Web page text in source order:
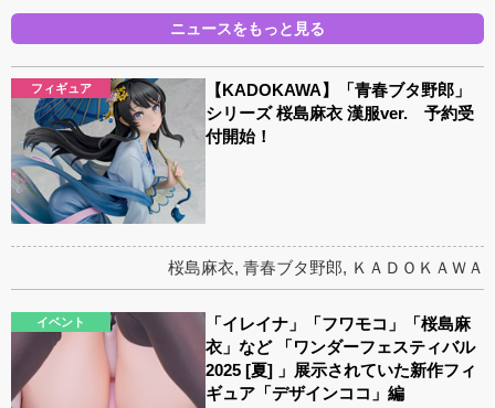
ニュースをもっと見る
フィギュア
【KADOKAWA】「青春ブタ野郎」
シリーズ 桜島麻衣 漢服ver. 予約受
付開始！
桜島麻衣, 青春ブタ野郎, ＫＡＤＯＫＡＷＡ
イベント
「イレイナ」「フワモコ」「桜島麻
衣」など 「ワンダーフェスティバル
2025 [夏] 」展示されていた新作フィ
ギュア「デザインココ」編